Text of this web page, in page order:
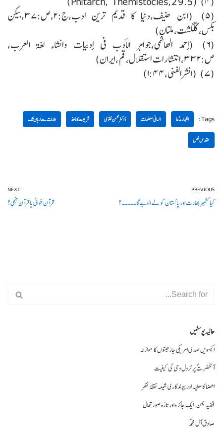
(۵) (ابن حنیف،دنیا کا قدیم ترین ادب،ج:۲،ص:۳۷،بیکن
بکس،گلگشت،ملتان)
(۶) (أحمد الھاشمی،جواہر الأدب فی أدبیات وانشاء لغۃ العرب،
ص:۳۳۲،انتشارات استقلال،قم ،ایران)
(۷) (انشرالفنی،۱:۴۴)
Tags: اظہار مدّعا انسانی معلومات ڈاکٹر محسن نقوی شریعت کا ماخذ علامات سے زبان تک
مقدس نص
PREVIOUS
کیا کشمیر بھارت اور پاکستان کو لے ڈوبے گا۔۔۔۔۔؟
NEXT
قرآن خوانی یا قرآن فہمی؟
حالیہ پوسٹیں
اکیسویں صدی امریکی جارحیتوں کا موازنہ
آنحضرتؐ پر نزول وحی کی کیفیت
اعضا کا عطیہ اورپیوندکاری شیعہ نقطۂ نظر
قضیہ یمن، ایک جائزہ اور تازہ صورتحال
صادق آل محمدؐ